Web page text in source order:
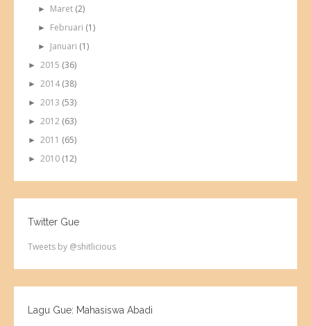
► Maret (2)
► Februari (1)
► Januari (1)
► 2015 (36)
► 2014 (38)
► 2013 (53)
► 2012 (63)
► 2011 (65)
► 2010 (12)
Twitter Gue
Tweets by @shitlicious
Lagu Gue: Mahasiswa Abadi